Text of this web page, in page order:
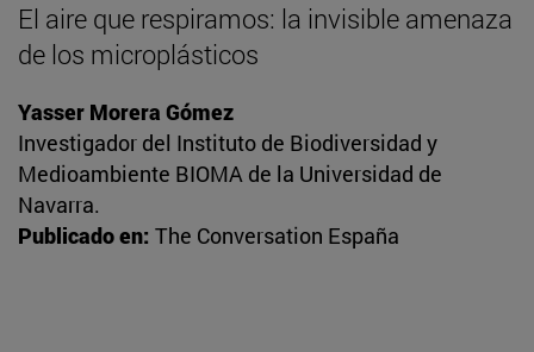
El aire que respiramos: la invisible amenaza
de los microplásticos
Yasser Morera Gómez
Investigador del Instituto de Biodiversidad y
Medioambiente BIOMA de la Universidad de
Navarra.
Publicado en: The Conversation España